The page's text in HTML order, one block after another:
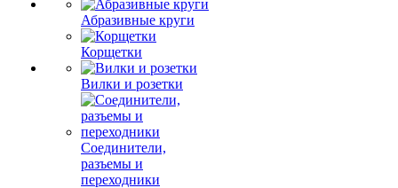
Абразивные круги
Корщетки
Вилки и розетки
Соединители,
разъемы и
переходники